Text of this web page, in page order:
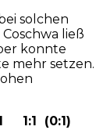
solchen
ließ
konnte
mehr setzen.
1:1 (0:1)